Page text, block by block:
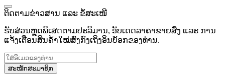
ຕິດຕາມຂ່າວສານ ແລະ ຂໍ້ສະເໜີ
ຮັບສ່ວນຫຼຸດພິເສດຕາມປະລິມານ, ອັບເດດລາຄາຂາຍສົ່ງ ແລະ ການ
ແຈ້ງເຕືອນສິນຄ້າໃໝ່ສົ່ງກົງເຖິງອິນບັອກຂອງທ່ານ.
ສະໝັກສະມາຊິກ